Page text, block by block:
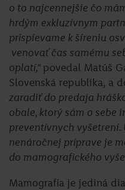
o to najcennejšie čo
hrdým exkluzívnym
prispievame k šíreniu
venovať čas samému
oplatí,“povedal Matúš
Slovenská republika, a
zaradiť do predaja
obale, ktorý sám o sebe
preventívnych vyšetrení.
nenáročnej príprave je
do mamografického
Mamografia je jediná